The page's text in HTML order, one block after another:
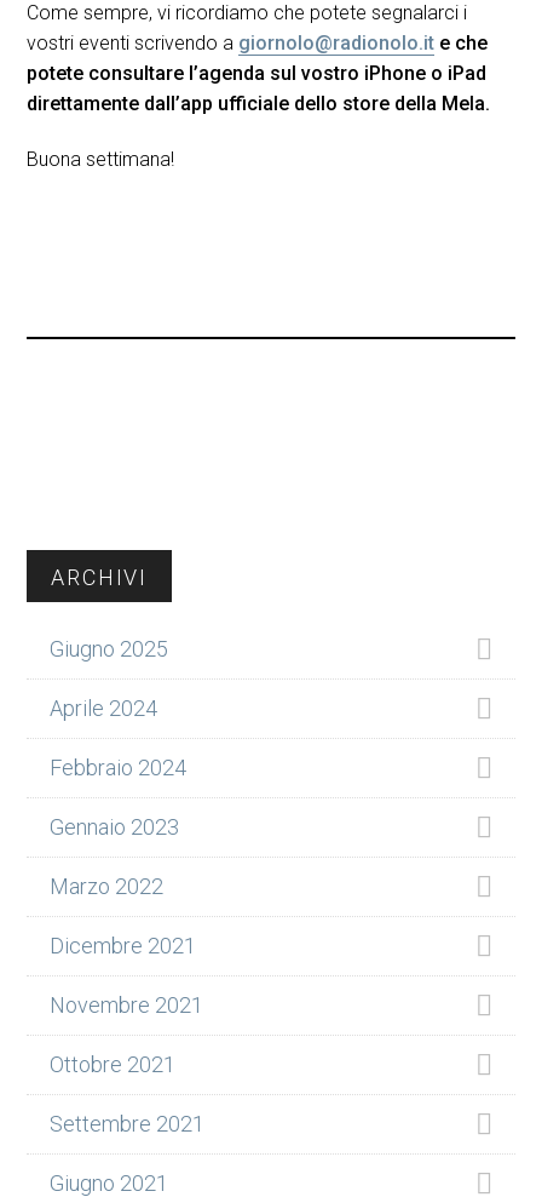
Come sempre, vi ricordiamo che potete segnalarci i
vostri eventi scrivendo a giornolo@radionolo.it e che
potete consultare l’agenda sul vostro iPhone o iPad
direttamente dall’app ufficiale dello store della Mela.
Buona settimana!
Barra
laterale
primaria
ARCHIVI
Giugno 2025
Aprile 2024
Febbraio 2024
Gennaio 2023
Marzo 2022
Dicembre 2021
Novembre 2021
Ottobre 2021
Settembre 2021
Giugno 2021